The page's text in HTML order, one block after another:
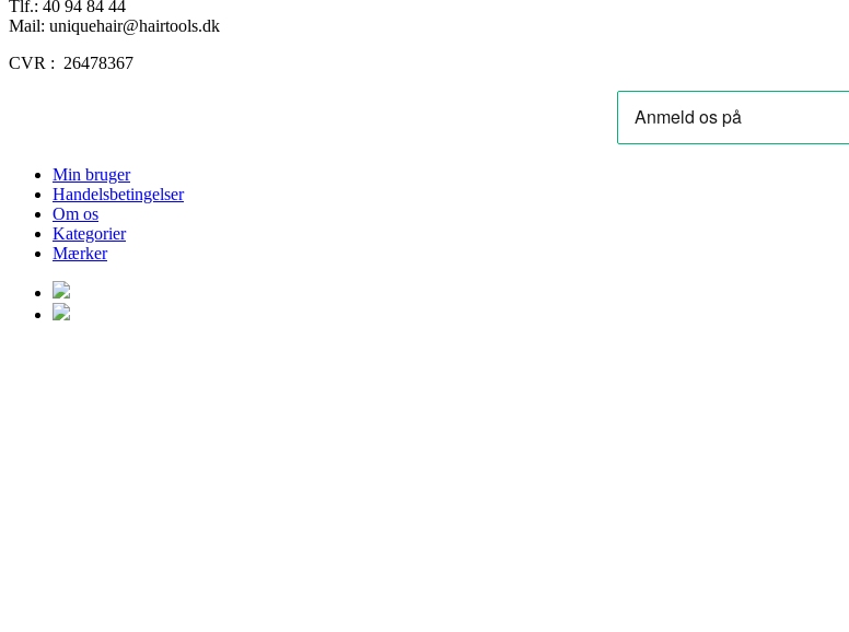
Tlf.: 40 94 84 44
Mail: uniquehair@hairtools.dk
CVR : 26478367
Min bruger
Handelsbetingelser
Om os
Kategorier
Mærker